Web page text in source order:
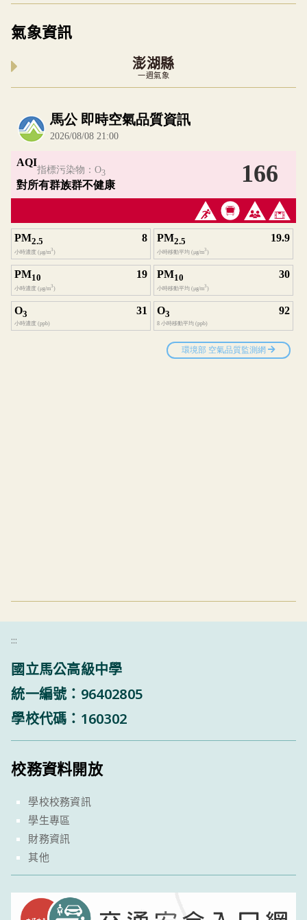
氣象資訊
澎湖縣
一週氣象
內嵌空氣品質小工具為視覺預覽，完整即時空
:::
國立馬公高級中學
統一編號：96402805
學校代碼：160302
校務資料開放
學校校務資訊
學生專區
財務資訊
其他